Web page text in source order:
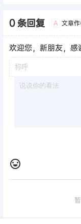
0 条回复 A 文章
欢迎您，新朋友，感